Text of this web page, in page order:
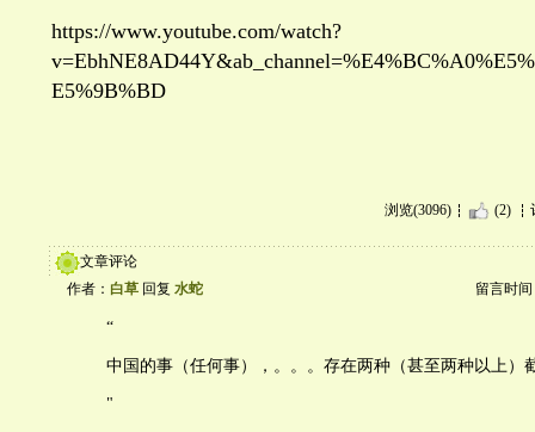
https://www.youtube.com/watch?
E5%9B%BD
浏览(3096) (2)
文章评论
作者： 白草 回复 水蛇 留言时间
“
中国的事（任何事），。。。存在两种（甚至两种以上）
"